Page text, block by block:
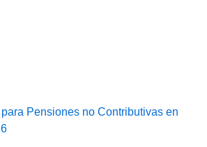
Pensiones no Contributivas en